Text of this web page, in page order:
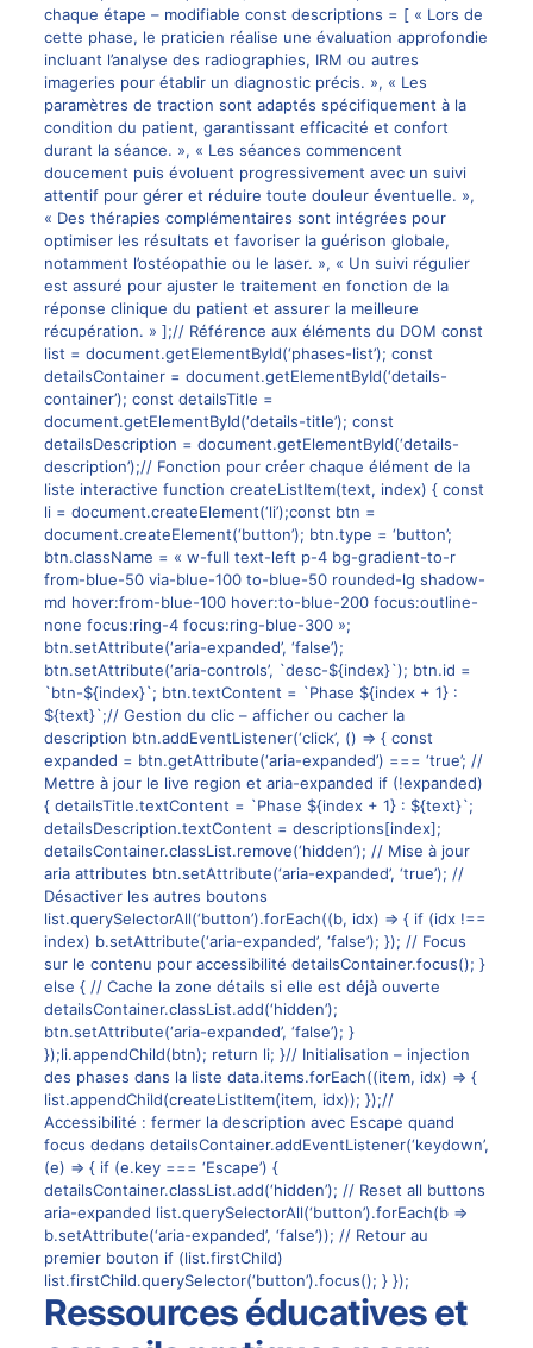
chaque étape – modifiable const descriptions = [ « Lors de
cette phase, le praticien réalise une évaluation approfondie
incluant l’analyse des radiographies, IRM ou autres
imageries pour établir un diagnostic précis. », « Les
paramètres de traction sont adaptés spécifiquement à la
condition du patient, garantissant efficacité et confort
durant la séance. », « Les séances commencent
doucement puis évoluent progressivement avec un suivi
attentif pour gérer et réduire toute douleur éventuelle. »,
« Des thérapies complémentaires sont intégrées pour
optimiser les résultats et favoriser la guérison globale,
notamment l’ostéopathie ou le laser. », « Un suivi régulier
est assuré pour ajuster le traitement en fonction de la
réponse clinique du patient et assurer la meilleure
récupération. » ];// Référence aux éléments du DOM const
list = document.getElementById(‘phases-list’); const
detailsContainer = document.getElementById(‘details-
container’); const detailsTitle =
document.getElementById(‘details-title’); const
detailsDescription = document.getElementById(‘details-
description’);// Fonction pour créer chaque élément de la
liste interactive function createListItem(text, index) { const
li = document.createElement(‘li’);const btn =
document.createElement(‘button’); btn.type = ‘button’;
btn.className = « w-full text-left p-4 bg-gradient-to-r
from-blue-50 via-blue-100 to-blue-50 rounded-lg shadow-
md hover:from-blue-100 hover:to-blue-200 focus:outline-
none focus:ring-4 focus:ring-blue-300 »;
btn.setAttribute(‘aria-expanded’, ‘false’);
btn.setAttribute(‘aria-controls’, `desc-${index}`); btn.id =
`btn-${index}`; btn.textContent = `Phase ${index + 1} :
${text}`;// Gestion du clic – afficher ou cacher la
description btn.addEventListener(‘click’, () => { const
expanded = btn.getAttribute(‘aria-expanded’) === ‘true’; //
Mettre à jour le live region et aria-expanded if (!expanded)
{ detailsTitle.textContent = `Phase ${index + 1} : ${text}`;
detailsDescription.textContent = descriptions[index];
detailsContainer.classList.remove(‘hidden’); // Mise à jour
aria attributes btn.setAttribute(‘aria-expanded’, ‘true’); //
Désactiver les autres boutons
list.querySelectorAll(‘button’).forEach((b, idx) => { if (idx !==
index) b.setAttribute(‘aria-expanded’, ‘false’); }); // Focus
sur le contenu pour accessibilité detailsContainer.focus(); }
else { // Cache la zone détails si elle est déjà ouverte
detailsContainer.classList.add(‘hidden’);
btn.setAttribute(‘aria-expanded’, ‘false’); }
});li.appendChild(btn); return li; }// Initialisation – injection
des phases dans la liste data.items.forEach((item, idx) => {
list.appendChild(createListItem(item, idx)); });//
Accessibilité : fermer la description avec Escape quand
focus dedans detailsContainer.addEventListener(‘keydown’,
(e) => { if (e.key === ‘Escape’) {
detailsContainer.classList.add(‘hidden’); // Reset all buttons
aria-expanded list.querySelectorAll(‘button’).forEach(b =>
b.setAttribute(‘aria-expanded’, ‘false’)); // Retour au
premier bouton if (list.firstChild)
list.firstChild.querySelector(‘button’).focus(); } });
Ressources éducatives et